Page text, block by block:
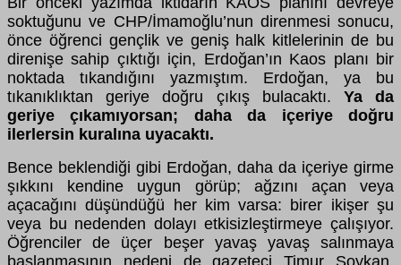
soktuğunu ve CHP/İmamoğlu’nun direnmesi sonucu,
önce öğrenci gençlik ve geniş halk kitlelerinin de bu
direnişe sahip çıktığı için, Erdoğan’ın Kaos planı bir
noktada tıkandığını yazmıştım. Erdoğan, ya bu
tıkanıklıktan geriye doğru çıkış bulacaktı. Ya da
geriye çıkamıyorsan; daha da içeriye doğru
ilerlersin kuralına uyacaktı.
Bence beklendiği gibi Erdoğan, daha da içeriye girme
şıkkını kendine uygun görüp; ağzını açan veya
açacağını düşündüğü her kim varsa: birer ikişer şu
veya bu nedenden dolayı etkisizleştirmeye çalışıyor.
Öğrenciler de üçer beşer yavaş yavaş salınmaya